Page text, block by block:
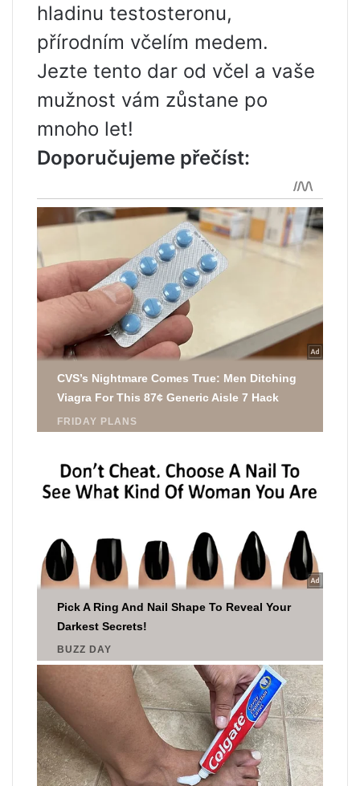
hladinu testosteronu,
přírodním včelím medem.
Jezte tento dar od včel a vaše
mužnost vám zůstane po
mnoho let!
Doporučujeme přečíst: